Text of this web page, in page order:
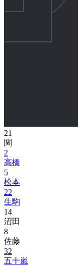
21
関
2
高橋
5
松本
22
生駒
14
沼田
8
佐藤
32
五十嵐